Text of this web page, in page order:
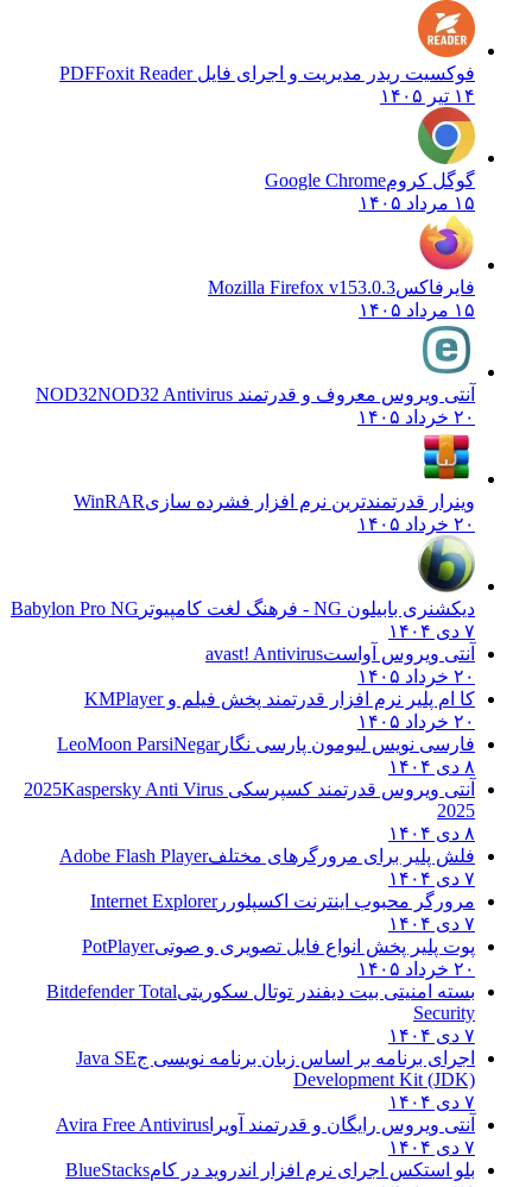
فوکسیت ریدر مدیریت و اجرای فایل PDFFoxit Reader
۱۴ تیر ۱۴۰۵
گوگل کرومGoogle Chrome
۱۵ مرداد ۱۴۰۵
فایرفاکسMozilla Firefox v153.0.3
۱۵ مرداد ۱۴۰۵
آنتی ویروس معروف و قدرتمند NOD32 NOD32 Antivirus
۲۰ خرداد ۱۴۰۵
وینرار قدرتمندترین نرم افزار فشرده سازیWinRAR
۲۰ خرداد ۱۴۰۵
دیکشنری بابیلون NG - فرهنگ لغت کامپیوتر
Babylon Pro NG
۷ دی ۱۴۰۴
آنتی ویروس آواستavast! Antivirus
۲۰ خرداد ۱۴۰۵
کا ام پلیر نرم افزار قدرتمند پخش فیلم وKMPlayer
۲۰ خرداد ۱۴۰۵
فارسی نویس لیومون پارسی نگارLeoMoon ParsiNegar
۸ دی ۱۴۰۴
آنتی ویروس قدرتمند کسپرسکی 2025 Kaspersky Anti Virus
2025
۸ دی ۱۴۰۴
فلش پلیر برای مرورگرهای مختلفAdobe Flash Player
۷ دی ۱۴۰۴
مرورگر محبوب اینترنت اکسپلوررInternet Explorer
۷ دی ۱۴۰۴
پوت پلیر پخش انواع فایل تصویری و صوتیPotPlayer
۲۰ خرداد ۱۴۰۵
بسته امنیتی بیت دیفندر توتال سکوریتیBitdefender Total
Security
۷ دی ۱۴۰۴
اجرای برنامه بر اساس زبان برنامه نویسی جJava SE
Development Kit (JDK)
۷ دی ۱۴۰۴
آنتی ویروس رایگان و قدرتمند آویرا Avira Free Antivirus
۷ دی ۱۴۰۴
بلو استکس اجرای نرم افزار اندروید در کامBlueStacks